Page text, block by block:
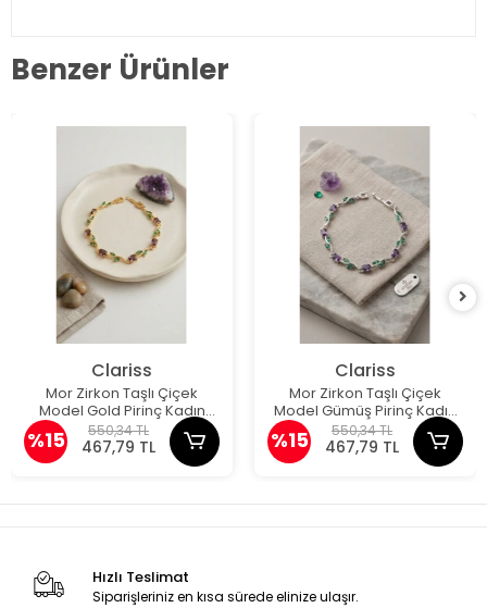
Benzer Ürünler
Clariss
Mor Zirkon Taşlı Çiçek
Model Gold Pirinç Kadın
Bileklik
%15 550,34 TL
467,79 TL
Clariss
Mor Zirkon Taşlı Çiçek
Model Gümüş Pirinç Kadın
Bileklik
%15 550,34 TL
467,79 TL
Hızlı Teslimat
Siparişleriniz en kısa sürede elinize ulaşır.